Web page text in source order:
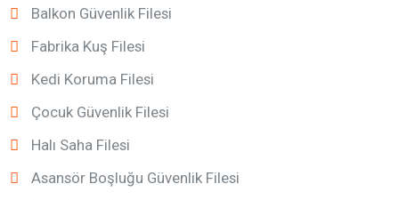
Balkon Güvenlik Filesi
Fabrika Kuş Filesi
Kedi Koruma Filesi
Çocuk Güvenlik Filesi
Halı Saha Filesi
Asansör Boşluğu Güvenlik Filesi